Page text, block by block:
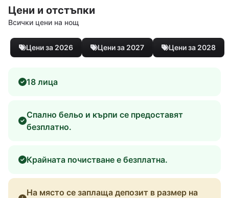
Цени и отстъпки
Всички цени на нощ
Цени за 2026 Цени за 2027 Цени за 2028
18 лица
Спално бельо и кърпи се предоставят
безплатно.
Крайната почистване е безплатна.
На място се заплаща депозит в размер на